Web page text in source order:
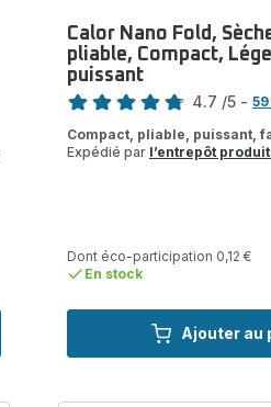
Ajouter au
Calor Nano Fold,
pliable, Compact,
puissant
Note
4.7 /5 -
Compact, pliable, puissant,
Expédié par l’entrepôt
Dont éco-participation 0,12 €
En stock